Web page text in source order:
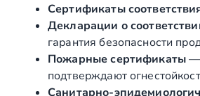
Сертификаты
Декларации о
гарантия безопасности
Пожарные сертификаты—
подтверждают